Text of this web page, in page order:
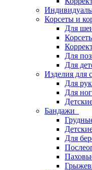
Корсеты и
Для
Для
Для
Изделия для
Для
Для
Бандажи
Для